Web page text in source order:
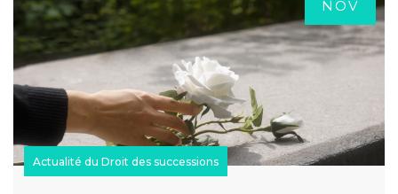
NOV
Actualité du Droit des successions